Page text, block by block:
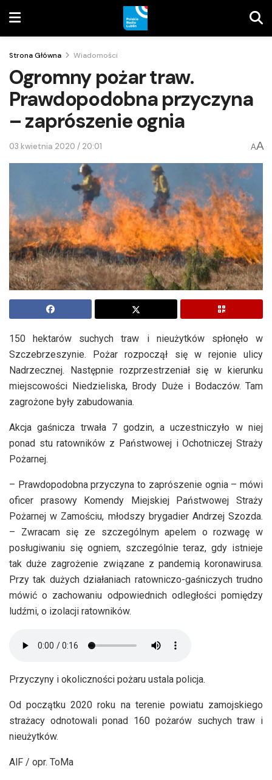
Strona Główna Wiadomości
Ogromny pożar traw.
Prawdopodobna przyczyna
– zaprószenie ognia
03 kwietnia 2020 / 20:01 AA
150 hektarów suchych traw i nieużytków spłonęło w
Szczebrzeszynie. Pożar rozpoczął się w rejonie ulicy
Nadrzecznej. Następnie rozprzestrzeniał się w kierunku
miejscowości Niedzieliska, Brody Duże i Bodaczów. Tam
zagrożone były zabudowania.
Akcja gaśnicza trwała 7 godzin, a uczestniczyło w niej
ponad stu ratowników z Państwowej i Ochotniczej Straży
Pożarnej.
– Prawdopodobna przyczyna to zaprószenie ognia – mówi
oficer prasowy Komendy Miejskiej Państwowej Straży
Pożarnej w Zamościu, młodszy brygadier Andrzej Szozda.
– Zwracam się ze szczególnym apelem o rozwagę w
posługiwaniu się ogniem, szczególnie teraz, gdy istnieje
tak duże zagrożenie związane z pandemią koronawirusa.
Przy tak dużych działaniach ratowniczo-gaśniczych trudno
mówić o zachowaniu odpowiednich odległości pomiędzy
ludźmi, o izolacji ratowników.
Przyczyny i okoliczności pożaru ustala policja.
Od początku 2020 roku na terenie powiatu zamojskiego
strażacy odnotowali ponad 160 pożarów suchych traw i
nieużytków.
AlF / opr. ToMa